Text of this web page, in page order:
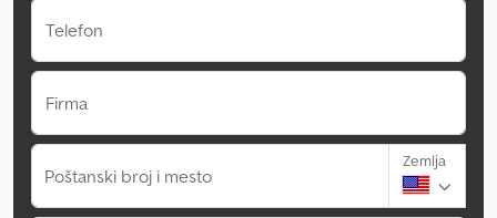
Telefon
Firma
Poštanski broj i mesto
Zemlja